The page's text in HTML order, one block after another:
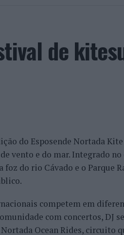
de
do Esposende Nortada
vento e do mar. Integrado
foz do rio Cávado e o Parque
competem em
com concertos, DJ
Ocean Rides, circuito